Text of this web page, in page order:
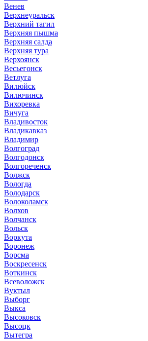
Венев
Верхнеуральск
Верхний тагил
Верхняя пышма
Верхняя салда
Верхняя тура
Верхоянск
Весьегонск
Ветлуга
Вилюйск
Вилючинск
Вихоревка
Вичуга
Владивосток
Владикавказ
Владимир
Волгоград
Волгодонск
Волгореченск
Волжск
Вологда
Володарск
Волоколамск
Волхов
Волчанск
Вольск
Воркута
Воронеж
Ворсма
Воскресенск
Воткинск
Всеволожск
Вуктыл
Выборг
Выкса
Высоковск
Высоцк
Вытегра